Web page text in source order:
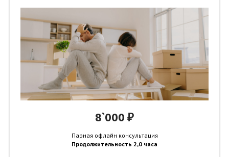
8`000 ₽
Парная офлайн консультация
Продолжительность 2,0 часа